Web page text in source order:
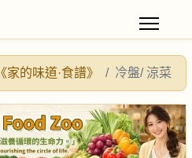
《家的味道·食譜》 冷盤/ 涼菜